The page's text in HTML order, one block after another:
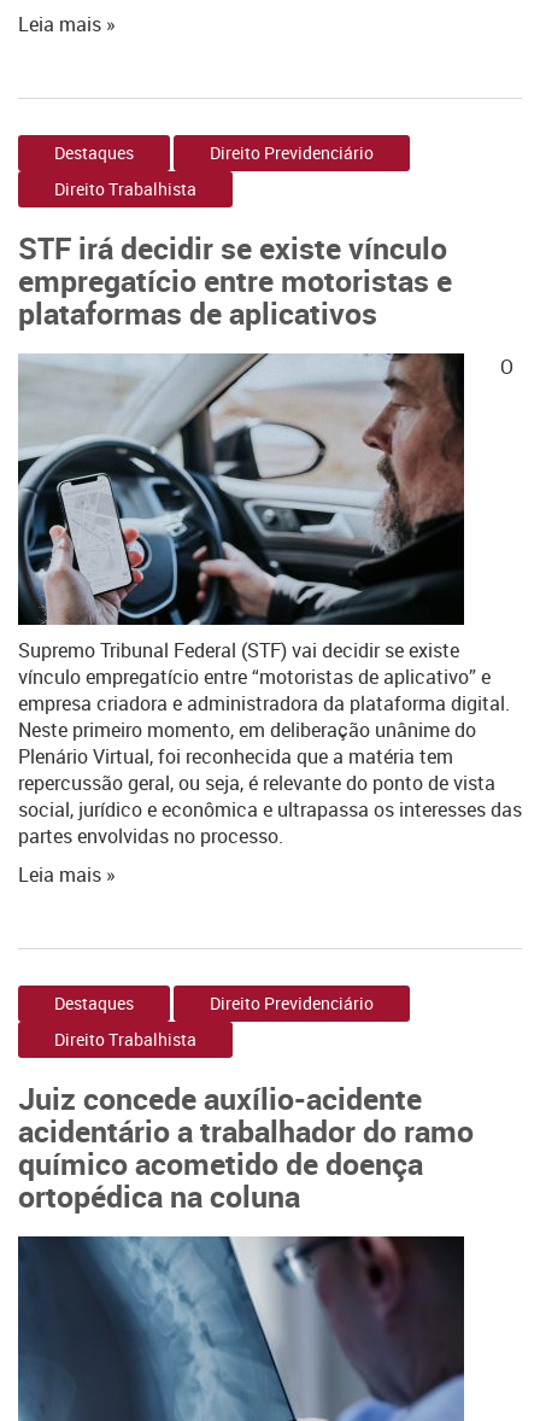
Leia mais »
Destaques
Direito Previdenciário
Direito Trabalhista
STF irá decidir se existe vínculo
empregatício entre motoristas e
plataformas de aplicativos
O
Supremo Tribunal Federal (STF) vai decidir se existe
vínculo empregatício entre “motoristas de aplicativo” e
empresa criadora e administradora da plataforma digital.
Neste primeiro momento, em deliberação unânime do
Plenário Virtual, foi reconhecida que a matéria tem
repercussão geral, ou seja, é relevante do ponto de vista
social, jurídico e econômica e ultrapassa os interesses das
partes envolvidas no processo.
Leia mais »
Destaques
Direito Previdenciário
Direito Trabalhista
Juiz concede auxílio-acidente
acidentário a trabalhador do ramo
químico acometido de doença
ortopédica na coluna